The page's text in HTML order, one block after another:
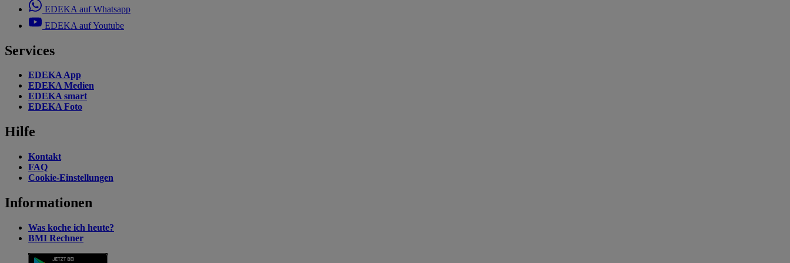
EDEKA auf Whatsapp
EDEKA auf Youtube
Services
EDEKA App
EDEKA Medien
EDEKA smart
EDEKA Foto
Hilfe
Kontakt
FAQ
Cookie-Einstellungen
Informationen
Was koche ich heute?
BMI Rechner